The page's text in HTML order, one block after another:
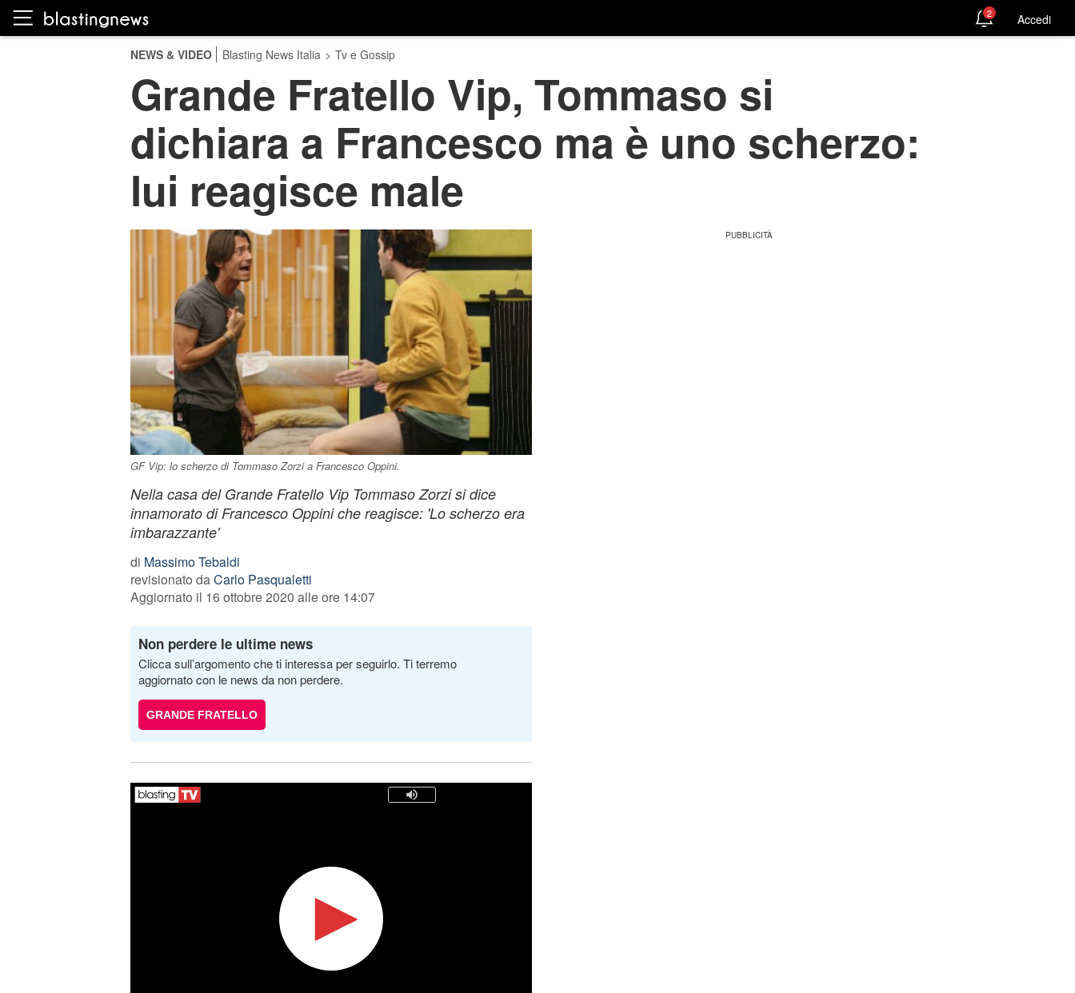
2 Accedi
NEWS & VIDEO Blasting News Italia > Tv e Gossip
Grande Fratello Vip, Tommaso si
dichiara a Francesco ma è uno scherzo:
lui reagisce male
GF Vip: lo scherzo di Tommaso Zorzi a Francesco Oppini.
Nella casa del Grande Fratello Vip Tommaso Zorzi si dice
innamorato di Francesco Oppini che reagisce: 'Lo scherzo era
imbarazzante'
di Massimo Tebaldi
revisionato daCarlo Pasqualetti
Aggiornato il 16 ottobre 2020 alle ore 14:07
Non perdere le ultime news
Clicca sull’argomento che ti interessa per seguirlo. Ti terremo
aggiornato con le news da non perdere.
GRANDE FRATELLO